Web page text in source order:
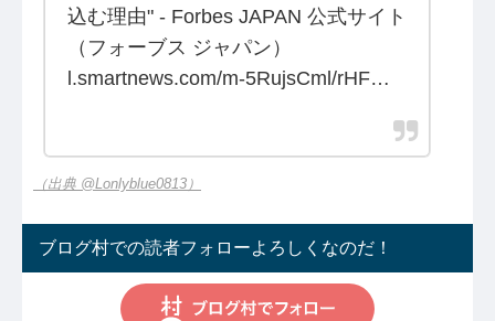
込む理由" - Forbes JAPAN 公式サイト
（フォーブス ジャパン）
l.smartnews.com/m-5RujsCml/rHF…
（出典 @Lonlyblue0813）
ブログ村での読者フォローよろしくなのだ！